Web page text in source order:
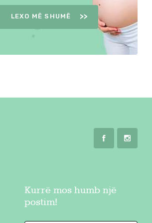
LEXO MË SHUMË
Kurrë mos humb një
postim!